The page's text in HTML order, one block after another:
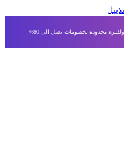
بخصومات تصل الى 80%